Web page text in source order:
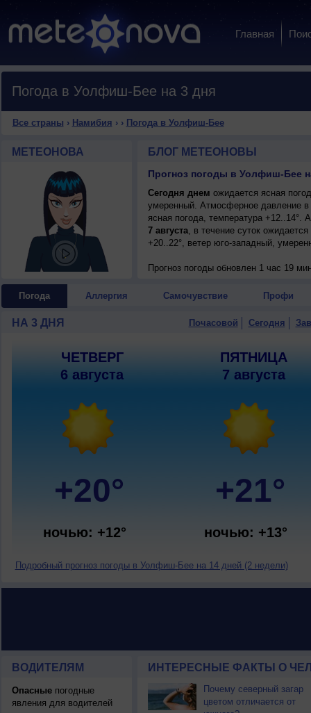
Главная
Погода в Уолфиш-Бее на 3 дня
Все страны › Намибия › › Погода в Уолфиш-Бее
МЕТЕОНОВА БЛОГ МЕТЕОНОВЫ
Прогноз погоды в Уолфиш-Бее
Сегодня днем ожидается ясная
умеренный. Атмосферное давление
ясная погода, температура
7 августа, в течение суток
+20..22°, ветер юго-западный,
Прогноз погоды обновлен 1 час 19
Погода Аллергия Самочувствие Профи
НА 3 ДНЯ Почасовой Сегодня
ЧЕТВЕРГ
6 августа
+20°
ночью: +12°
ПЯТНИЦА
7 августа
+21°
ночью: +13°
Подробный прогноз погоды в Уолфиш-Бее на 14 дней (2 недели)
ВОДИТЕЛЯМ
Опасныепогодные
явления для водителей
ИНТЕРЕСНЫЕ ФАКТЫ О
Почему северный загар
цветом отличается от